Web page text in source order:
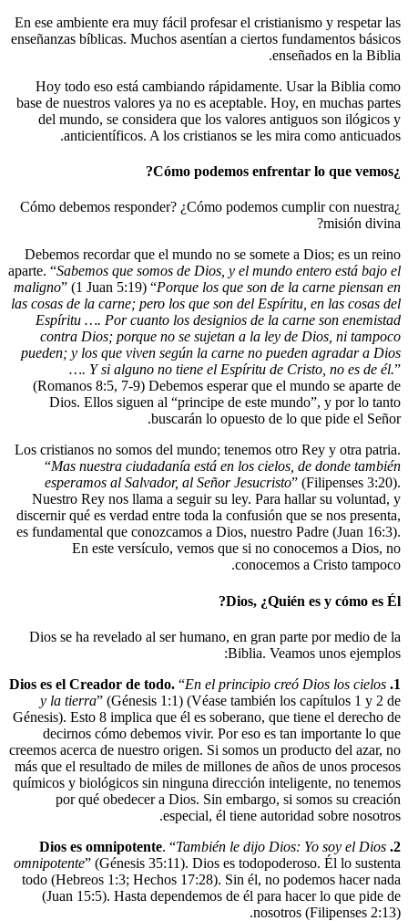
En ese ambiente era muy fácil profesar el
enseñanzas bíblicas. Muchos asentían a
Hoy todo eso está cambiando
base de nuestros valores ya no es
del mundo, se considera que los
anticientíficos. A los cristianos se
¿Cómo debemos responder? ¿Cómo
Debemos recordar que el mundo no se
aparte. “Sabemos que somos de Dios, y el
maligno” (1 Juan 5:19) “ Porque los que
las cosas de la carne; pero los que son del
Espíritu …. Por cuanto los designios
contra Dios; porque no se sujetan a
pueden; y los que viven según la carne
…. Y si alguno no tiene el
(Romanos 8:5, 7-9) Debemos esperar
Dios. Ellos siguen al “principe de
buscarán lo
Los cristianos no somos del mundo;
“Mas nuestra ciudadanía está en los
esperamos al Salvador, al Señor
Nuestro Rey nos llama a seguir su ley.
discernir qué es verdad entre toda la
es fundamental que conozcamos a Dios,
En este versículo, vemos que si
Dios,
Dios se ha revelado al ser humano, en
“ En el
y la tierra” (Génesis 1:1) (Véase
Génesis). Esto 8 implica que él es
decirnos cómo debemos vivir. Por
creemos acerca de nuestro origen. Si
más que el resultado de miles de millones
químicos y biológicos sin ninguna
por qué obedecer a Dios. Sin
especial, él tiene
. “ También le
omnipotente” (Génesis 35:11). Dios es
todo (Hebreos 1:3; Hechos 17:28). Sin
(Juan 15:5). Hasta dependemos de él